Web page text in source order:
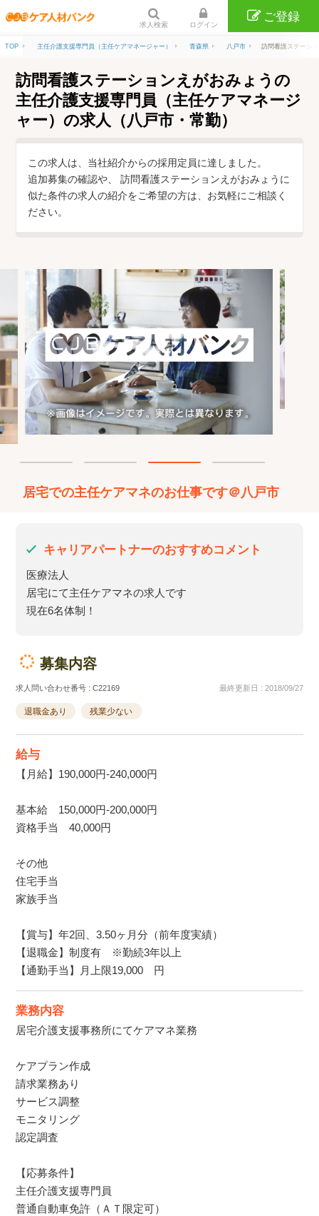
求人検索 ログイン
ご登録
TOP 主任介護支援専門員（主任ケアマネージャー） 青森県 八戸市 訪問看護ステーシ
訪問看護ステーションえがおみょうの
主任介護支援専門員（主任ケアマネージ
ャー）の求人（八戸市・常勤）
この求人は、当社紹介からの採用定員に達しました。
追加募集の確認や、 訪問看護ステーションえがおみょうに
似た条件の求人の紹介をご希望の方は、お気軽にご相談く
ださい。
居宅での主任ケアマネのお仕事です＠八戸市
キャリアパートナーのおすすめコメント
医療法人
居宅にて主任ケアマネの求人です
現在6名体制！
募集内容
求人問い合わせ番号 : C22169 最終更新日 : 2018/09/27
退職金あり 残業少ない
給与
【月給】190,000円-240,000円
基本給 150,000円-200,000円
資格手当 40,000円
その他
住宅手当
家族手当
【賞与】年2回、3.50ヶ月分（前年度実績）
【退職金】制度有 ※勤続3年以上
【通勤手当】月上限19,000 円
業務内容
居宅介護支援事務所にてケアマネ業務
ケアプラン作成
請求業務あり
サービス調整
モニタリング
認定調査
【応募条件】
主任介護支援専門員
普通自動車免許（ＡＴ限定可）